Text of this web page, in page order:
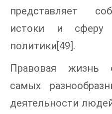
представляет
истоки и сферу
политики[49].
Правовая жизнь
самых
деятельности